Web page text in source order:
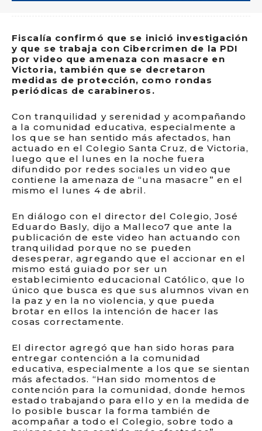
Fiscalía confirmó que se inició investigación
y que se trabaja con Cibercrimen de la PDI
por video que amenaza con masacre en
Victoria, también que se decretaron
medidas de protección, como rondas
periódicas de carabineros.
Con tranquilidad y serenidad y acompañando
a la comunidad educativa, especialmente a
los que se han sentido más afectados, han
actuado en el Colegio Santa Cruz, de Victoria,
luego que el lunes en la noche fuera
difundido por redes sociales un video que
contiene la amenaza de “una masacre” en el
mismo el lunes 4 de abril.
En diálogo con el director del Colegio, José
Eduardo Basly, dijo a Malleco7 que ante la
publicación de este video han actuando con
tranquilidad porque no se pueden
desesperar, agregando que el accionar en el
mismo está guiado por ser un
establecimiento educacional Católico, que lo
único que busca es que sus alumnos vivan en
la paz y en la no violencia, y que pueda
brotar en ellos la intención de hacer las
cosas correctamente.
El director agregó que han sido horas para
entregar contención a la comunidad
educativa, especialmente a los que se sientan
más afectados. “Han sido momentos de
contención para la comunidad, donde hemos
estado trabajando para ello y en la medida de
lo posible buscar la forma también de
acompañar a todo el Colegio, sobre todo a